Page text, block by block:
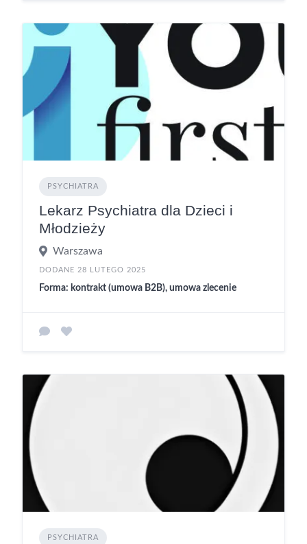
PSYCHIATRA
Lekarz Psychiatra dla Dzieci i
Młodzieży
Warszawa
DODANE 28 LUTEGO 2025
Forma: kontrakt (umowa B2B), umowa zlecenie
PSYCHIATRA